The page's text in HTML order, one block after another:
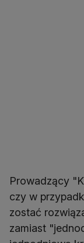
Prowadzący
czy w
zostać
zamiast